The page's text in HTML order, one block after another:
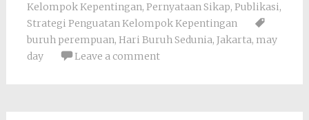
Kelompok Kepentingan, Pernyataan Sikap, Publikasi,
Strategi Penguatan Kelompok Kepentingan
buruh perempuan, Hari Buruh Sedunia, Jakarta, may
day
Leave a comment